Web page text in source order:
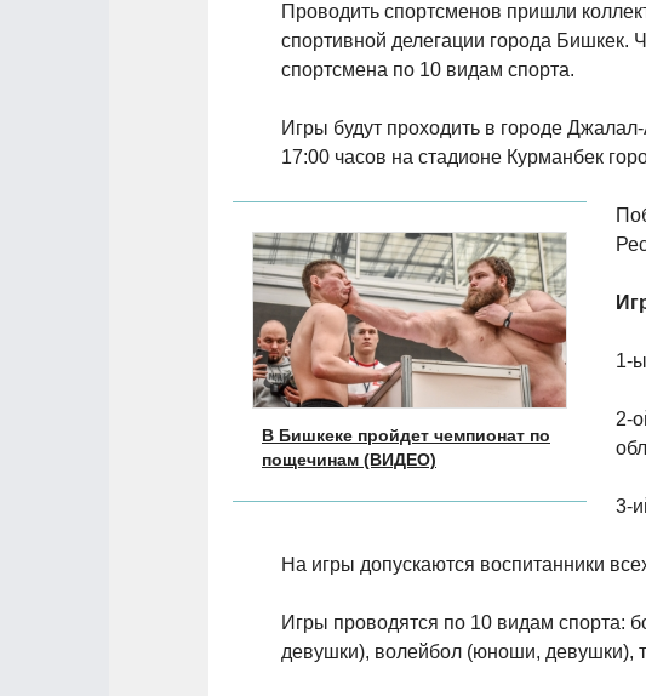
Проводить спортсменов пришли
спортивной делегации города Бишкек.
спортсмена по 10 видам спорта.
Игры будут проходить в городе
17:00 часов на стадионе Курманбек
В Бишкеке пройдет чемпионат по
пощечинам (ВИДЕО)
1-
2-
3-
На игры допускаются воспитанники
Игры проводятся по 10 видам спорта:
девушки), волейбол (юноши, девушки),